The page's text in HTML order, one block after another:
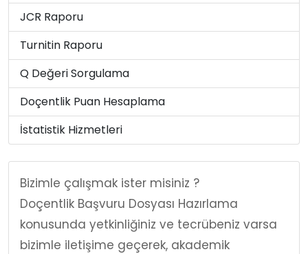
JCR Raporu
Turnitin Raporu
Q Değeri Sorgulama
Doçentlik Puan Hesaplama
İstatistik Hizmetleri
Bizimle çalışmak ister misiniz ?
Doçentlik Başvuru Dosyası Hazırlama
konusunda yetkinliğiniz ve tecrübeniz varsa
bizimle iletişime geçerek, akademik